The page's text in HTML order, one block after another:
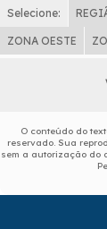
Selecione:
ZONA OESTE
O conteúdo do
reservado. Sua
sem a autorização do